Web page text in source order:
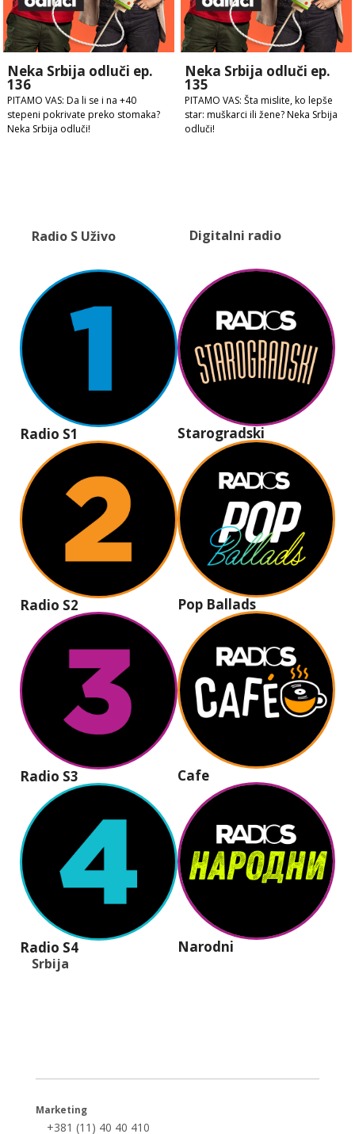
Neka Srbija odluči ep.
136
PITAMO VAS: Da li se i na +40
stepeni pokrivate preko stomaka?
Neka Srbija odluči!
Neka Srbija odluči ep.
135
PITAMO VAS: Šta mislite, ko lepše
star: muškarci ili žene? Neka Srbija
odluči!
Radio S Uživo
Radio S1
Radio S2
Radio S3
Radio S4
Digitalni radio
Starogradski
Pop Ballads
Cafe
Narodni
Srbija
Marketing
+381 (11) 40 40 410